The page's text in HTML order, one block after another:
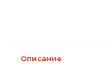
Описание